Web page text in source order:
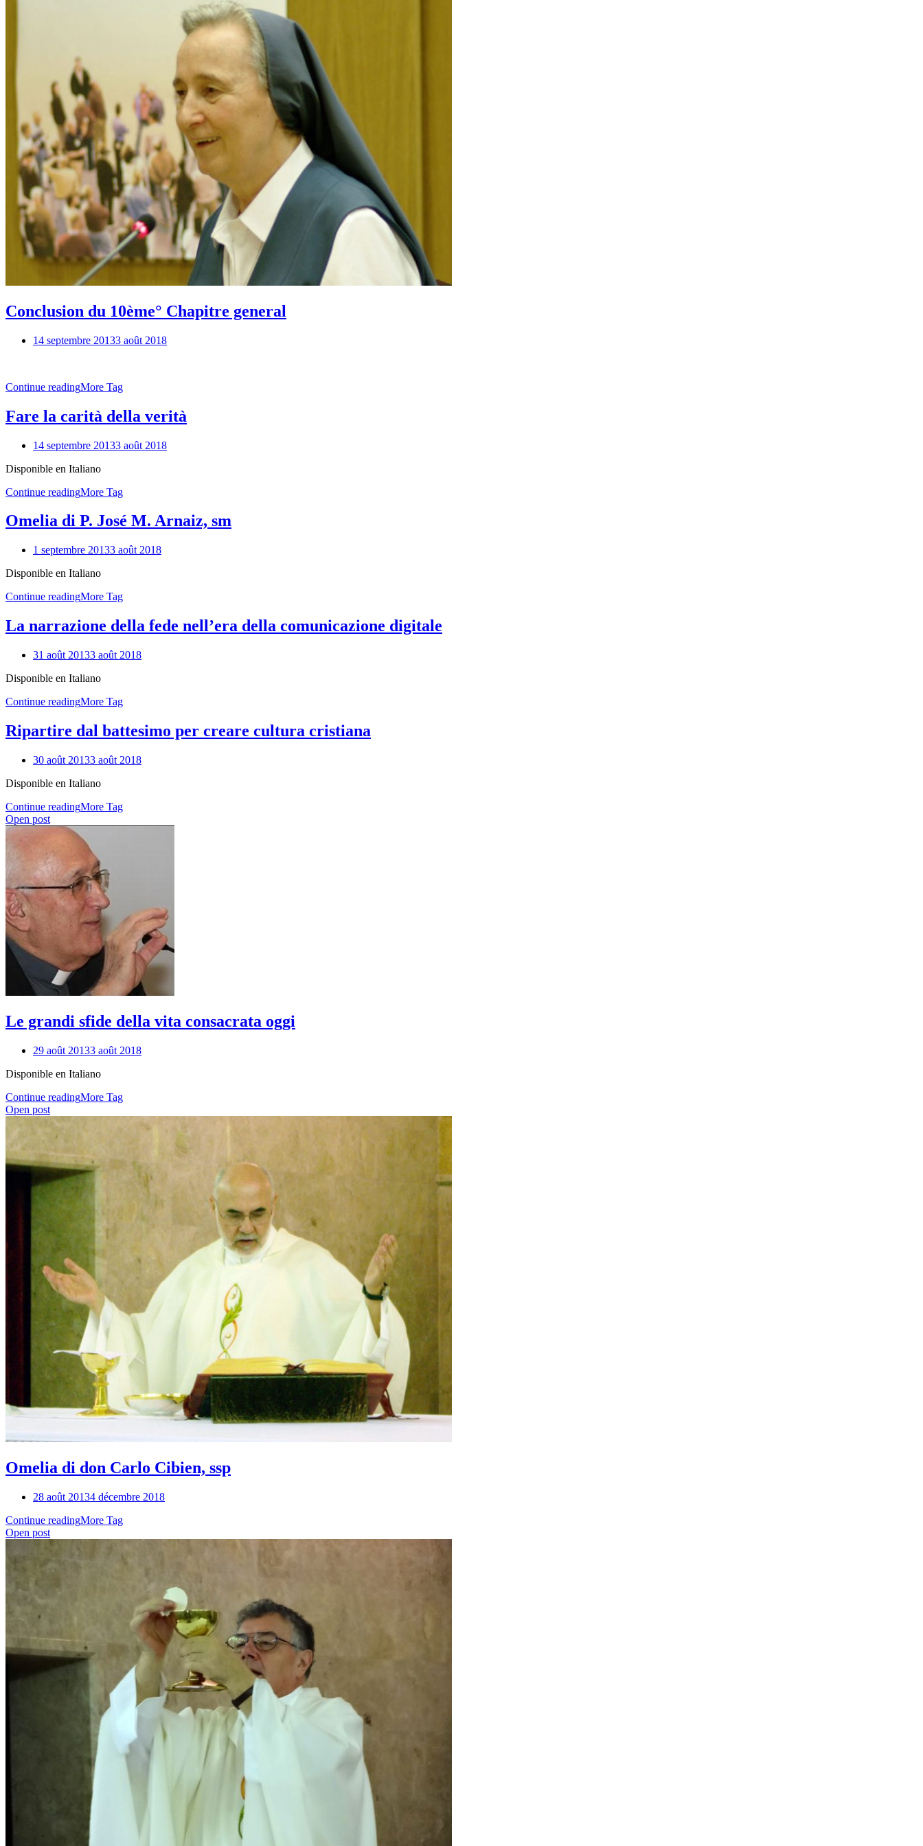
Conclusion du 10ème° Chapitre general
14 septembre 20133 août 2018
Continue readingMore Tag
Fare la carità della verità
14 septembre 20133 août 2018
Disponible en Italiano
Continue readingMore Tag
Omelia di P. José M. Arnaiz, sm
1 septembre 20133 août 2018
Disponible en Italiano
Continue readingMore Tag
La narrazione della fede nell’era della comunicazione digitale
31 août 20133 août 2018
Disponible en Italiano
Continue readingMore Tag
Ripartire dal battesimo per creare cultura cristiana
30 août 20133 août 2018
Disponible en Italiano
Continue readingMore Tag
Open post
Le grandi sfide della vita consacrata oggi
29 août 20133 août 2018
Disponible en Italiano
Continue readingMore Tag
Open post
Omelia di don Carlo Cibien, ssp
28 août 20134 décembre 2018
Continue readingMore Tag
Open post